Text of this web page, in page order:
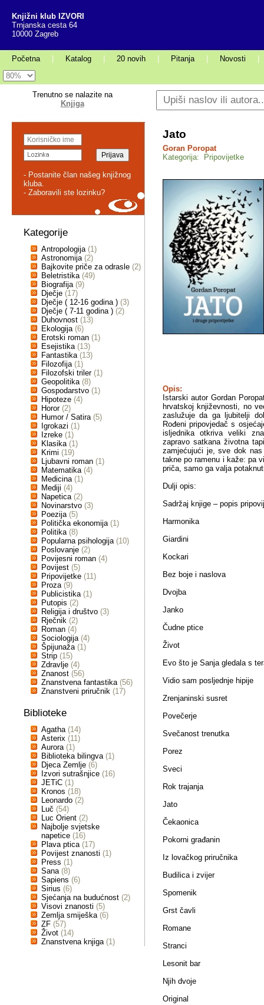
Knjižni klub IZVORI
Trnjanska cesta 64
10000 Zagreb
Početna Katalog 20 novih Pitanja Novosti
Trenutno se nalazite na
Knjiga
- Postanite član našeg knjižnog
kluba.
- Zaboravili ste lozinku?
Kategorije
Antropologija (1)
Astronomija (2)
Bajkovite priče za odrasle (2)
Beletristika (49)
Biografija (9)
Dječje (17)
Dječje ( 12-16 godina ) (3)
Dječje ( 7-11 godina ) (2)
Duhovnost (13)
Ekologija (6)
Erotski roman (1)
Esejistika (13)
Fantastika (13)
Filozofija (1)
Filozofski triler (1)
Geopolitika (8)
Gospodarstvo (1)
Hipoteze (4)
Horor (2)
Humor / Satira (5)
Igrokazi (1)
Izreke (1)
Klasika (1)
Krimi (19)
Ljubavni roman (1)
Matematika (4)
Medicina (1)
Mediji (4)
Napetica (2)
Novinarstvo (3)
Poezija (5)
Politička ekonomija (1)
Politika (8)
Popularna psihologija (10)
Poslovanje (2)
Povijesni roman (4)
Povijest (5)
Pripovijetke (11)
Proza (9)
Publicistika (1)
Putopis (2)
Religija i društvo (3)
Rječnik (2)
Roman (4)
Sociologija (4)
Špijunaža (1)
Strip (15)
Zdravlje (4)
Znanost (56)
Znanstvena fantastika (56)
Znanstveni priručnik (17)
Biblioteke
Agatha (14)
Asterix (11)
Aurora (1)
Biblioteka bilingva (1)
Djeca Zemlje (6)
Izvori sutrašnjice (16)
JETiC (1)
Kronos (18)
Leonardo (2)
Luč (54)
Luc Orient (2)
Najbolje svjetske
napetice (16)
Plava ptica (17)
Povijest znanosti (1)
Press (1)
Sana (8)
Sapiens (6)
Sirius (6)
Sjećanja na budućnost (2)
Visovi znanosti (5)
Zemlja smiješka (6)
ZF (57)
Život (14)
Znanstvena knjiga (1)
Jato
Goran Poropat
Kategorija: Pripovijetke
Opis:
Istarski autor Gordan
hrvatskoj književnosti, no
zaslužuje da ga ljubitelji
Rođeni pripovjedač s
isljednika otkriva veliki
zapravo satkana životna
zamjećujući je, sve dok
takne po ramenu i kaže: pa
priča, samo ga valja
Dulji opis:
Sadržaj knjige – popis
Harmonika
Giardini
Kockari
Bez boje i naslova
Dvojba
Janko
Čudne ptice
Život
Evo što je Sanja gledala s
Vidio sam posljednje hipije
Zrenjaninski susret
Povečerje
Svečanost trenutka
Porez
Sveci
Rok trajanja
Jato
Čekaonica
Pokorni građanin
Iz lovačkog priručnika
Budilica i zvijer
Spomenik
Grst čavli
Romane
Stranci
Lesonit bar
Njih dvoje
Original